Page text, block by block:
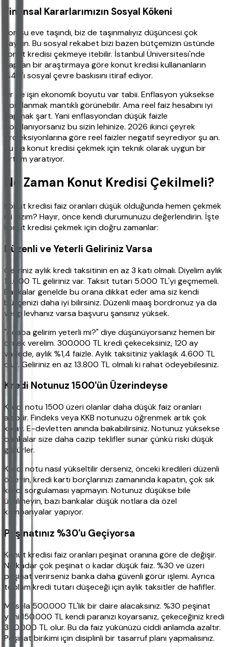
Finansal Kararlarımızın Sosyal Kökeni
Komşu eve taşındı, biz de taşınmalıyız düşüncesi çok
yaygın. Bu sosyal rekabet bizi bazen bütçemizin üstünde
konut kredisi çekmeye itebilir. İstanbul Üniversitesi'nde
yapılan bir araştırmaya göre konut kredisi kullananların
%40'ı sosyal çevre baskısını itiraf ediyor.
Bir de işin ekonomik boyutu var tabii. Enflasyon yüksekse
borçlanmak mantıklı görünebilir. Ama reel faiz hesabını iyi
yapmak şart. Yani enflasyondan düşük faizle
borçlanıyorsanız bu sizin lehinize. 2026 ikinci çeyrek
projeksiyonlarına göre reel faizler negatif seyrediyor şu an.
Bu da konut kredisi çekmek için teknik olarak uygun bir
ortam yaratıyor.
Ne Zaman Konut Kredisi Çekilmeli?
Konut kredisi faiz oranları düşük olduğunda hemen çekmek
mi lazım? Hayır, önce kendi durumunuzu değerlendirin. İşte
konut kredisi çekmek için doğru zamanlar:
Düzenli ve Yeterli Geliriniz Varsa
Geliriniz aylık kredi taksitinin en az 3 katı olmalı. Diyelim aylık
15.000 TL geliriniz var. Taksit tutarı 5.000 TL'yi geçmemeli.
Bankalar genelde bu orana dikkat eder ama siz kendi
bütçenizi daha iyi bilirsiniz. Düzenli maaş bordronuz ya da
vergi levhanız varsa başvuru şansınız yüksek.
"Acaba gelirim yeterli mi?" diye düşünüyorsanız hemen bir
örnek verelim. 300.000 TL kredi çekeceksiniz, 120 ay
vadede, aylık %1,4 faizle. Aylık taksitiniz yaklaşık 4.600 TL
olur. Geliriniz en az 13.800 TL olmalı ki rahat ödeyebilesiniz.
Kredi Notunuz 1500'ün Üzerindeyse
Kredi notu 1500 üzeri olanlar daha düşük faiz oranları
alabilir. Findeks veya KKB notunuzu öğrenmek artık çok
kolay. E-devletten anında bakabilirsiniz. Notunuz yüksekse
bankalar size daha cazip teklifler sunar çünkü riski düşük
görürler.
Kredi notu nasıl yükseltilir derseniz, önceki kredileri düzenli
ödeyin, kredi kartı borçlarınızı zamanında kapatın, çok sık
kredi sorgulaması yapmayın. Notunuz düşükse bile
üzülmeyin, bazı bankalar düşük notlara da özel
kampanyalar yapıyor.
Peşinatınız %30'u Geçiyorsa
Konut kredisi faiz oranları peşinat oranına göre de değişir.
Ne kadar çok peşinat o kadar düşük faiz. %30 ve üzeri
peşinat verirseniz banka daha güvenli görür işlemi. Ayrıca
toplam kredi tutarı düşeceği için aylık taksitler de hafifler.
Mesela 500.000 TL'lik bir daire alacaksınız. %30 peşinat
yani 150.000 TL kendi paranızı koyarsanız, çekeceğiniz kredi
350.000 TL olur. Bu da faiz yükünüzü ciddi anlamda azaltır.
Peşinat birikimi için disiplinli bir tasarruf planı yapmalısınız.